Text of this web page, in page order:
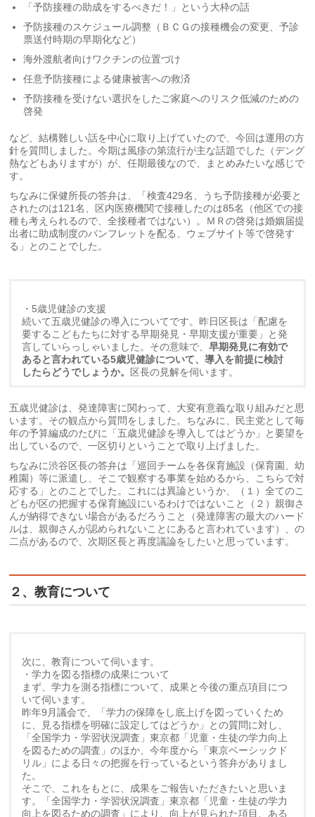
「予防接種の助成をするべきだ！」という大枠の話
予防接種のスケジュール調整（ＢＣＧの接種機会の変更、予診
票送付時期の早期化など）
海外渡航者向けワクチンの位置づけ
任意予防接種による健康被害への救済
予防接種を受けない選択をしたご家庭へのリスク低減のための
啓発
など、結構難しい話を中心に取り上げていたので、今回は運用の方
針を質問しました。今期は風疹の第流行が主な話題でした（デング
熱などもありますが）が、任期最後なので、まとめみたいな感じで
す。
ちなみに保健所長の答弁は、「検査429名、うち予防接種が必要と
されたのは121名、区内医療機関で接種したのは85名（他区での接
種も考えられるので、全接種者ではない）。ＭＲの啓発は婚姻届提
出者に助成制度のパンフレットを配る、ウェブサイト等で啓発す
る」とのことでした。
・5歳児健診の支援
続いて五歳児健診の導入についてです。昨日区長は「配慮を
要するこどもたちに対する早期発見・早期支援が重要」と発
言していらっしゃいました。その意味で、早期発見に有効で
あると言われている5歳児健診について、導入を前提に検討
したらどうでしょうか。 区長の見解を伺います。
五歳児健診は、発達障害に関わって、大変有意義な取り組みだと思
います。その観点から質問をしました。ちなみに、民主党として毎
年の予算編成のたびに「五歳児健診を導入してはどうか」と要望を
出しているので、一区切りということで取り上げました。
ちなみに渋谷区長の答弁は「巡回チームを各保育施設（保育園、幼
稚園）等に派遣し、そこで観察する事業を始めるから、こちらで対
応する」とのことでした。これには異論というか、（１）全てのこ
どもが区の把握する保育施設にいるわけではないこと（２）親御さ
んが納得できない場合があるだろうこと（発達障害の最大のハード
ルは、親御さんが認められないことにあると言われています）、の
二点があるので、次期区長と再度議論をしたいと思っています。
２、教育について
次に、教育について伺います。
・学力を図る指標の成果について
まず、学力を測る指標について、成果と今後の重点項目につ
いて伺います。
昨年9月議会で、「学力の保障をし底上げを図っていくため
に、見る指標を明確に設定してはどうか」との質問に対し、
「全国学力・学習状況調査」東京都「児童・生徒の学力向上
を図るための調査」のほか、今年度から「東京ベーシックド
リル」による日々の把握を行っているという答弁がありまし
た。
そこで、これをもとに、成果をご報告いただきたいと思いま
す。「全国学力・学習状況調査」東京都「児童・生徒の学力
向上を図るための調査」により、向上が見られた項目、ある